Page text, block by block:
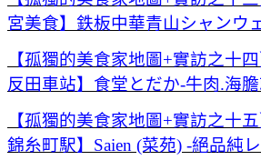
宮美食】鉄板中華青山シャンウ
【孤獨的美食家地圖+實訪之十
反田車站】食堂とだか-牛肉.海
【孤獨的美食家地圖+實訪之十
錦糸町駅】Saien (菜苑) -絕品純